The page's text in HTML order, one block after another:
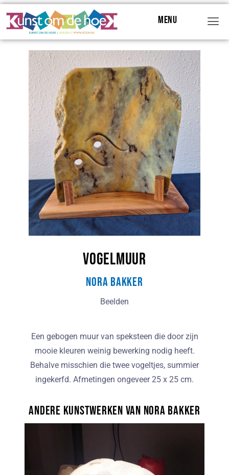
Menu
Vogelmuur
Nora Bakker
Beelden
Een gebogen muur van speksteen die door zijn
mooie kleuren weinig bewerking nodig heeft.
Behalve misschien die twee vogeltjes, summier
ingekerfd. Afmetingen ongeveer 25 x 25 cm.
Andere kunstwerken van Nora Bakker